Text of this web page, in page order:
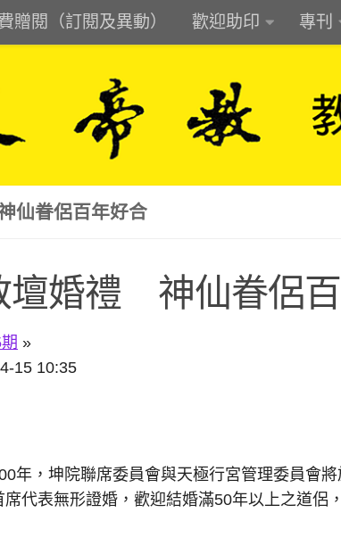
贈閱（訂閱及異動） 歡迎助印 專刊
仙眷侶百年好合
壇婚禮 神仙眷侶
»
15 10:35
，坤院聯席委員會與天極行宮管理委員會將
代表無形證婚，歡迎結婚滿50年以上之道侶